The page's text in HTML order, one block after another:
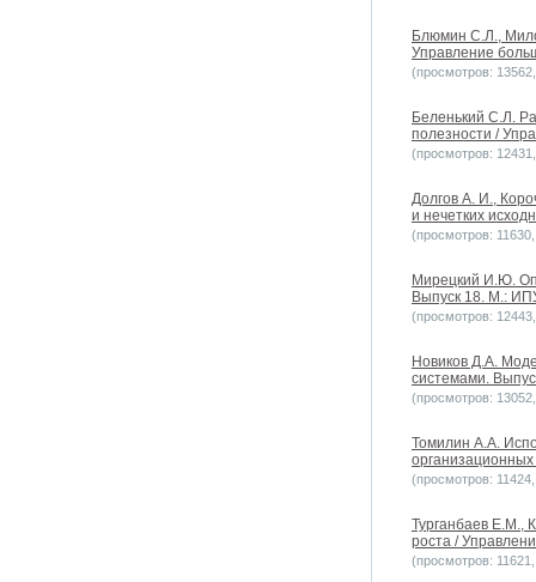
Блюмин С.Л.,
Управление
(просмотров:
Беленький С.Л.
полезности /
(просмотров:
Долгов А. И.,
и нечетких
(просмотров:
Мирецкий И.Ю.
Выпуск 18. М.:
(просмотров:
Новиков Д.А.
системами.
(просмотров:
Томилин А.А.
(просмотров:
Турганбаев Е.М.,
роста /
(просмотров: